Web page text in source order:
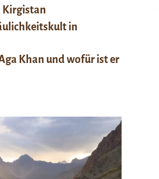
Kirgistan
in
Khan und wofür ist er